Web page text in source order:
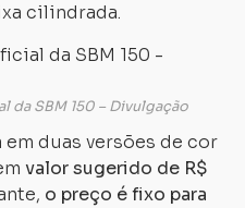
cilindrada.
da SBM 150 – Divulgação
em duas versões de cor
valor sugerido de R$
o preço é fixo para